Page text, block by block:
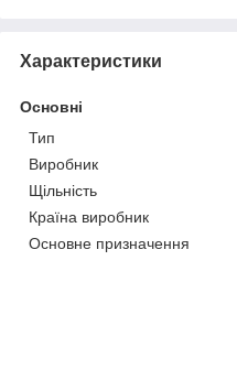
Характеристики
Основні
Тип
Виробник
Щільність
Країна виробник
Основне призначення